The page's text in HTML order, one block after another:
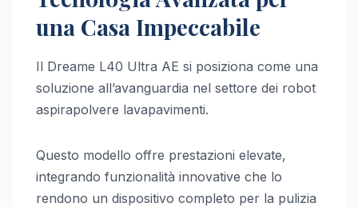
una Casa Impeccabile
Il Dreame L40 Ultra AE si posiziona come una
soluzione all’avanguardia nel settore dei robot
aspirapolvere lavapavimenti.
Questo modello offre prestazioni elevate,
integrando funzionalità innovative che lo
rendono un dispositivo completo per la pulizia